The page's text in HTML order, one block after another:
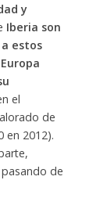
y
Iberia son
estos
el
de
en 2012).
de